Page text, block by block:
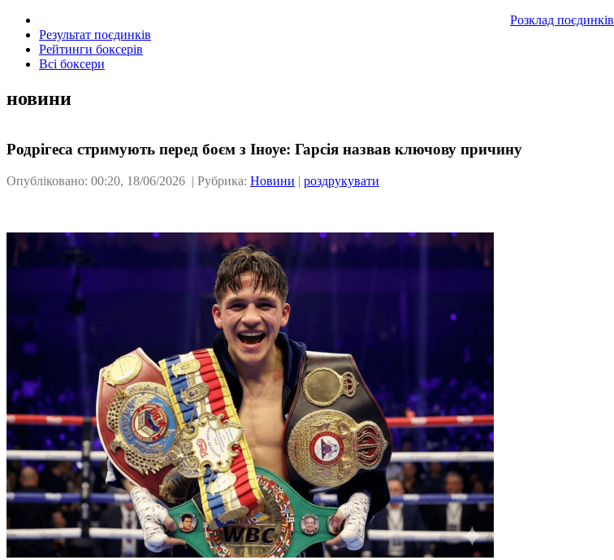
Розклад поєдинків
Результат поєдинків
Рейтинги боксерів
Всі боксери
новини
Родрігеса стримують перед боєм з Іноуе: Гарсія назвав ключову причину
Опубліковано: 00:20, 18/06/2026 | Рубрика: Новини | роздрукувати